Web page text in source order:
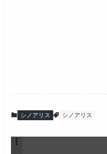
シノアリス シノアリス